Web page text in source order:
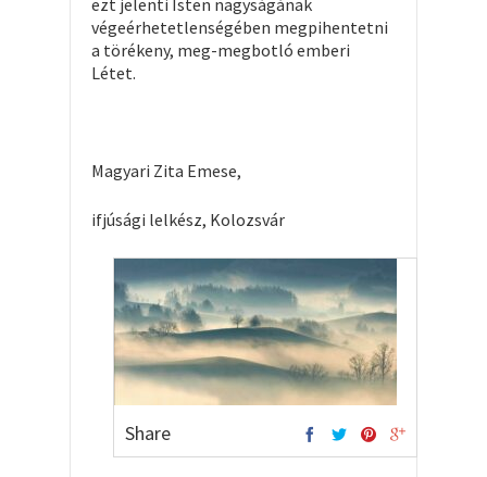
ezt jelenti Isten nagyságának
végeérhetetlenségében megpihentetni
a törékeny, meg-megbotló emberi
Létet.
Magyari Zita Emese,
ifjúsági lelkész, Kolozsvár
Share